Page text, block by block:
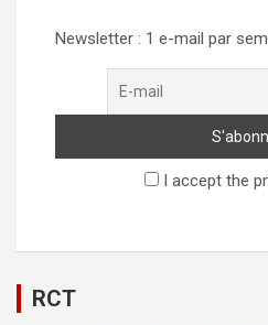
Newsletter : 1 e-mail par
I accept the
RCT